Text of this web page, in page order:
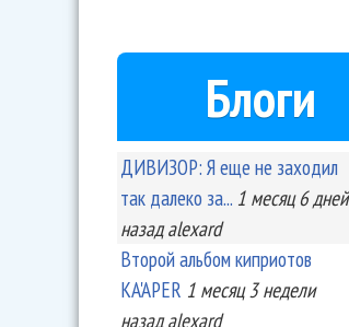
Блоги
ДИВИЗОР: Я еще не заходил
так далеко за... 1 месяц 6 дней
назад alexard
Второй альбом киприотов
KA'APER 1 месяц 3 недели
назад alexard